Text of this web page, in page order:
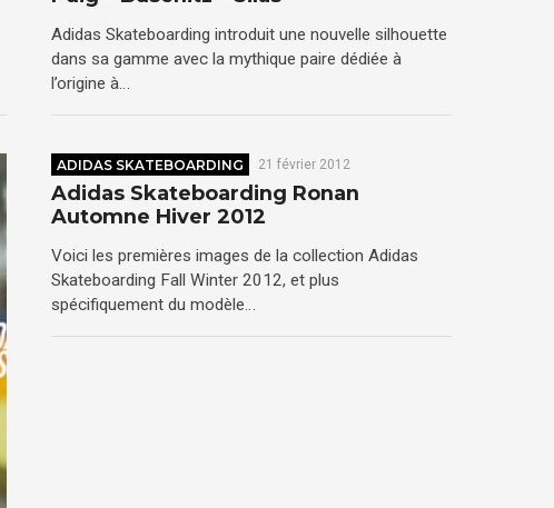
Adidas Skateboarding introduit une nouvelle silhouette
dans sa gamme avec la mythique paire dédiée à
l’origine à…
ADIDAS SKATEBOARDING 21 février 2012
Adidas Skateboarding Ronan
Automne Hiver 2012
Voici les premières images de la collection Adidas
Skateboarding Fall Winter 2012, et plus
spécifiquement du modèle…